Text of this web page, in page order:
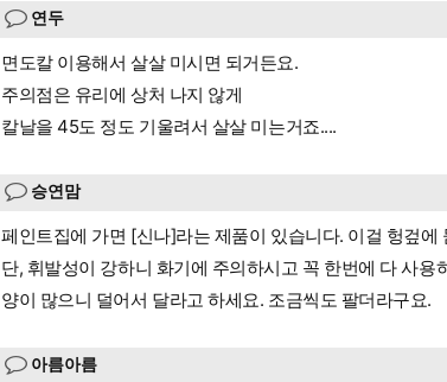
연두
면도칼 이용해서 살살 미시면 되거든요.
주의점은 유리에 상처 나지 않게
칼날을 45도 정도 기울려서 살살 미는거죠....
승연맘
페인트집에 가면 [신나]라는 제품이 있습니다. 이걸 헝겊에
단, 휘발성이 강하니 화기에 주의하시고 꼭 한번에 다 사용
양이 많으니 덜어서 달라고 하세요. 조금씩도 팔더라구요.
아름아름